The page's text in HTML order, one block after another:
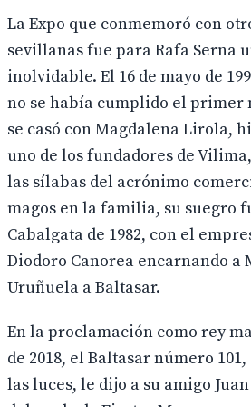
La Expo que conmemoró con
sevillanas fue para Rafa Serna
inolvidable. El 16 de mayo de
no se había cumplido el primer
se casó con Magdalena Lirola,
uno de los fundadores de
las sílabas del acrónimo
magos en la familia, su suegro
Cabalgata de 1982, con el
Diodoro Canorea encarnando a
Uruñuela a Baltasar.
En la proclamación como rey
de 2018, el Baltasar número
las luces, le dijo a su amigo